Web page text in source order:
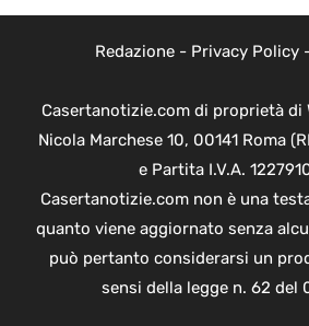
Redazione- Privacy Policy
Casertanotizie.com di proprietà di
Nicola Marchese 10, 00141 Roma
e Partita I.V.A.
Casertanotizie.com non è una
quanto viene aggiornato senza
può pertanto considerarsi un
sensi della legge n. 62 del